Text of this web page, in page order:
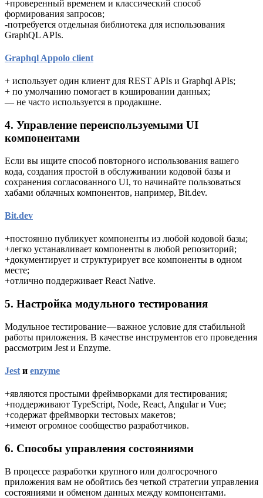
+проверенный временем и классический способ
формирования запросов;
-потребуется отдельная библиотека для использования
GraphQL APIs.
Graphql Appolo client
+ использует один клиент для REST APIs и Graphql APIs;
+ по умолчанию помогает в кэшировании данных;
— не часто используется в продакшне.
4. Управление переиспользуемыми UI
компонентами
Если вы ищите способ повторного использования вашего
кода, создания простой в обслуживании кодовой базы и
сохранения согласованного UI, то начинайте пользоваться
хабами облачных компонентов, например, Bit.dev.
Bit.dev
+постоянно публикует компоненты из любой кодовой базы;
+легко устанавливает компоненты в любой репозиторий;
+документирует и структурирует все компоненты в одном
месте;
+отлично поддерживает React Native.
5. Настройка модульного тестирования
Модульное тестирование — важное условие для стабильной
работы приложения. В качестве инструментов его проведения
рассмотрим Jest и Enzyme.
Jest и enzyme
+являются простыми фреймворками для тестирования;
+поддерживают TypeScript, Node, React, Angular и Vue;
+содержат фреймворки тестовых макетов;
+имеют огромное сообщество разработчиков.
6. Способы управления состояниями
В процессе разработки крупного или долгосрочного
приложения вам не обойтись без четкой стратегии управления
состояниями и обменом данных между компонентами.